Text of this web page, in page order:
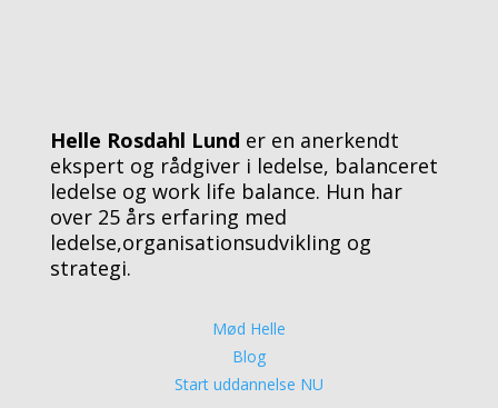
Helle Rosdahl Lund er en anerkendt
ekspert og rådgiver i ledelse, balanceret
ledelse og work life balance. Hun har
over 25 års erfaring med
ledelse,organisationsudvikling og
strategi.
Mød Helle
Blog
Start uddannelse NU